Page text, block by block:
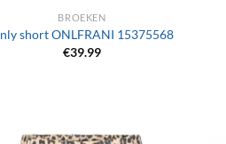
BROEKEN
short ONLFRANI 15375568
€39.99